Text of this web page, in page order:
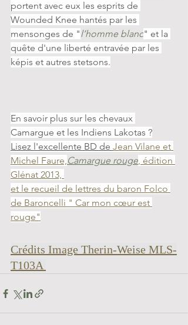
portent avec eux les esprits de
Wounded Knee hantés par les
mensonges de "l’homme blanc" et la
quête d'une liberté entravée par les
képis et autres stetsons.
En savoir plus sur les chevaux
Camargue et les Indiens Lakotas ?
Lisez l'excellente BD de Jean Vilane et
Michel Faure,Camargue rouge, édition
Glénat 2013,
et le recueil de lettres du baron Folco
de Baroncelli " Car mon cœur est
rouge"
Crédits Image Therin-Weise MLS-
T103A